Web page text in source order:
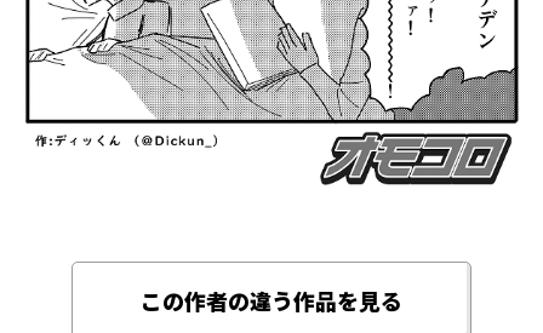
この作者の違う作品を見る